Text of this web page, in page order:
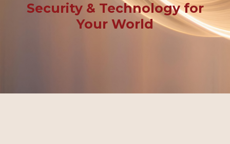
Security & Technology for
Your World